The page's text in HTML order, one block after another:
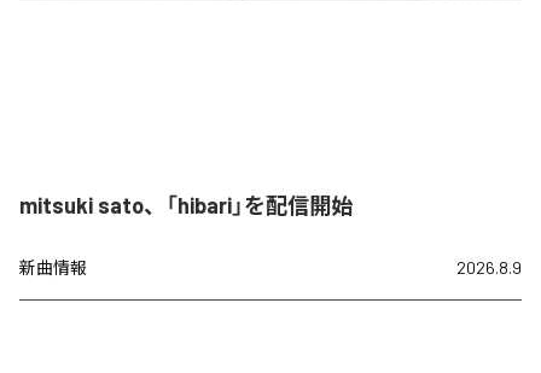
mitsuki sato、「hibari」を配信開始
新曲情報 2026.8.9